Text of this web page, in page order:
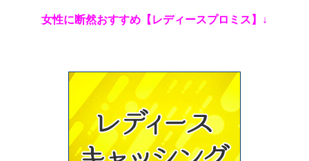
女性に断然おすすめ【レディースプロミス】↓